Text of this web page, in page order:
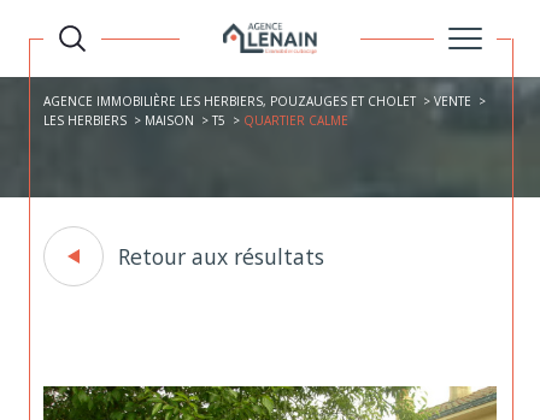
AGENCE IMMOBILIÈRE LES HERBIERS, POUZAUGES ET CHOLET
VENTE
LES HERBIERS
MAISON T5 QUARTIER CALME
Retour aux résultats